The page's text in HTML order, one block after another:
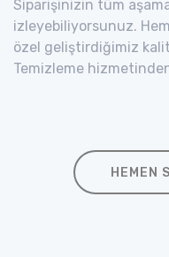
Siparişinizin tüm
izleyebiliyorsunuz.
özel geliştirdiğimiz
Temizleme
HEMEN